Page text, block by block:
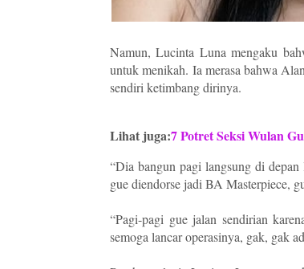
Namun, Lucinta Luna mengaku
untuk menikah. Ia merasa bahwa
sendiri ketimbang dirinya.
Lihat juga:7 Potret Seksi Wulan
“Dia bangun pagi langsung di
gue diendorse jadi BA Masterpiece,
“Pagi-pagi gue jalan sendirian
semoga lancar operasinya, gak, gak